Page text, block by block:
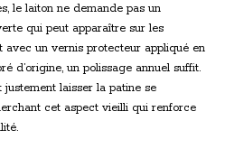
le laiton ne demande pas un
qui peut apparaître sur les
avec un vernis protecteur appliqué en
d’origine, un polissage annuel suffit.
laisser la patine se
cet aspect vieilli qui renforce